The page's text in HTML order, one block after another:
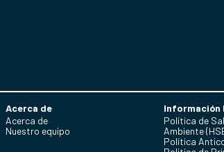
Acerca de
Acerca de
Nuestro equipo
Información
Política de
Ambiente
Política